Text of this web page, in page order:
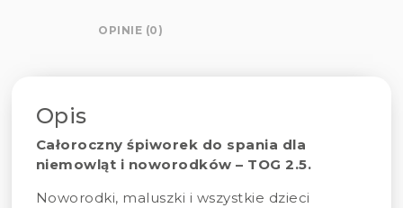
OPINIE (0)
Opis
Całoroczny śpiworek do spania dla
niemowląt i noworodków – TOG 2.5.
Noworodki, maluszki i wszystkie dzieci